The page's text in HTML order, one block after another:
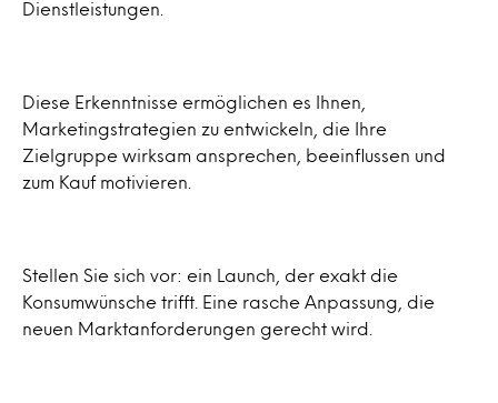
Dienstleistungen.
Diese Erkenntnisse ermöglichen es Ihnen,
Marketingstrategien zu entwickeln, die Ihre
Zielgruppe wirksam ansprechen, beeinflussen und
zum Kauf motivieren.
Stellen Sie sich vor: ein Launch, der exakt die
Konsumwünsche trifft. Eine rasche Anpassung, die
neuen Marktanforderungen gerecht wird.